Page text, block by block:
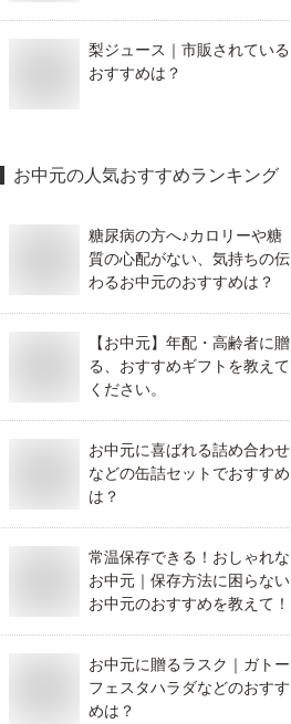
梨ジュース｜市販されている
おすすめは？
お中元の人気おすすめランキング
糖尿病の方へ♪カロリーや糖
質の心配がない、気持ちの伝
わるお中元のおすすめは？
【お中元】年配・高齢者に贈
る、おすすめギフトを教えて
ください。
お中元に喜ばれる詰め合わせ
などの缶詰セットでおすすめ
は？
常温保存できる！おしゃれな
お中元｜保存方法に困らない
お中元のおすすめを教えて！
お中元に贈るラスク｜ガトー
フェスタハラダなどのおすす
めは？